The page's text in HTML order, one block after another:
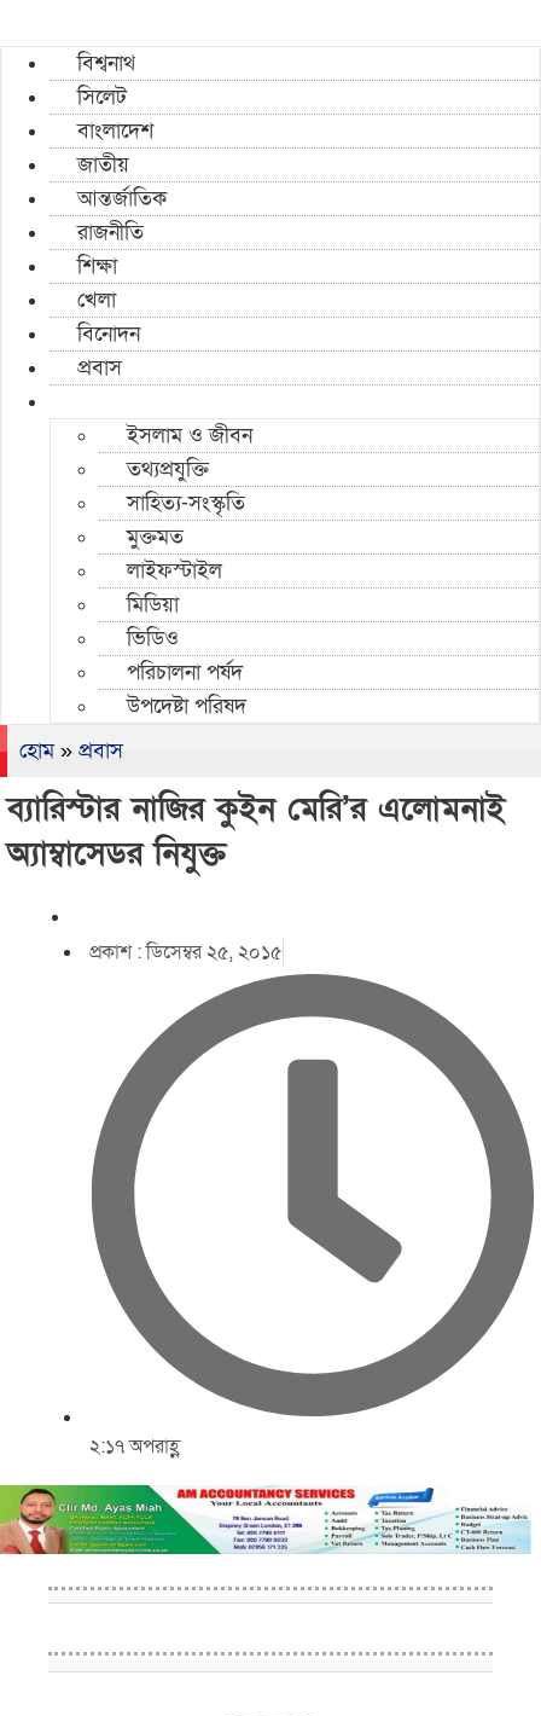
বিশ্বনাথ
সিলেট
বাংলাদেশ
জাতীয়
আন্তর্জাতিক
রাজনীতি
শিক্ষা
খেলা
বিনোদন
প্রবাস
ইসলাম ও জীবন
তথ্যপ্রযুক্তি
সাহিত্য-সংস্কৃতি
মুক্তমত
লাইফস্টাইল
মিডিয়া
ভিডিও
পরিচালনা পর্ষদ
উপদেষ্টা পরিষদ
হোম» প্রবাস
ব্যারিস্টার নাজির কুইন মেরি’র এলোমনাই
অ্যাম্বাসেডর নিযুক্ত
প্রকাশ :ডিসেম্বর ২৫, ২০১৫
২:১৭ অপরাহ্ণ